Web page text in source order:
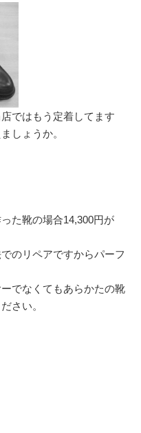
ではもう定着してます
しょうか。
た靴の場合14,300円が
のリペアですからパーフ
でなくてもあらかたの靴
さい。